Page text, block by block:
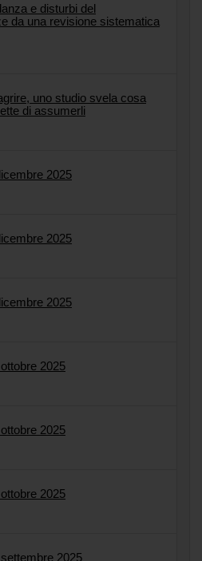
e disturbi del
da una revisione sistematica
uno studio svela cosa
di assumerli
2025
2025
2025
2025
2025
2025
2025